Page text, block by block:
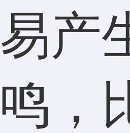
易产
鸣，